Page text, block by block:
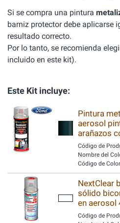
Si se compra una pintura
barniz protector debe aplicarse
resultado correcto.
Por lo tanto, se recomienda
incluido en este kit).
Este Kit incluye:
Pintura
aerosol
arañazos
Código de
Nombre del
Código de
NextClear
sólido
en aerosol
Código de